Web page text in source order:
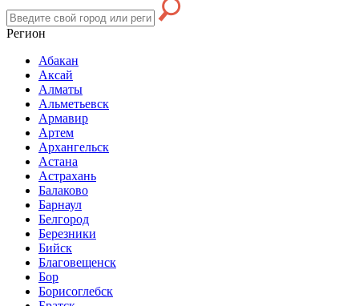
Регион
Абакан
Аксай
Алматы
Альметьевск
Армавир
Артем
Архангельск
Астана
Астрахань
Балаково
Барнаул
Белгород
Березники
Бийск
Благовещенск
Бор
Борисоглебск